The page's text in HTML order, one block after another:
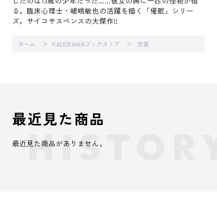
る。臨床心理士・嵯峨敏也の活躍を描く「催眠」シリー
ズ。サイコサスペンスの大傑作!!
ホーム KADOKAWAブックストア 文芸
最近見た商品
最近見た商品がありません。